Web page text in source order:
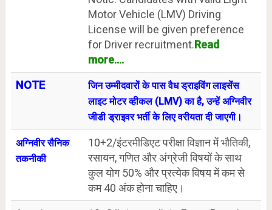
Motor Vehicle (LMV) Driving
License will be given preference
for Driver recruitment.Read
more....
NOTE
जिन उम्मीदवारों के पास वैध ड्राइविंग लाइसेंस
लाइट मोटर व्हीकल (LMV) का है, उन्हें अग्निवीर
जीडी ड्राइवर भर्ती के लिए वरीयता दी जाएगी।
अग्निवीर सैनिक
तकनीकी
10+2/इंटरमीडिएट परीक्षा विज्ञान में भौतिकी,
रसायन, गणित और अंग्रेजी विषयों के साथ
कुल योग 50% और प्रत्येक विषय में कम से
कम 40 अंक होना चाहिए।